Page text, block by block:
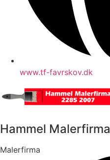
www.tf-favrskov.dk
Hammel Malerfirma
Malerfirma